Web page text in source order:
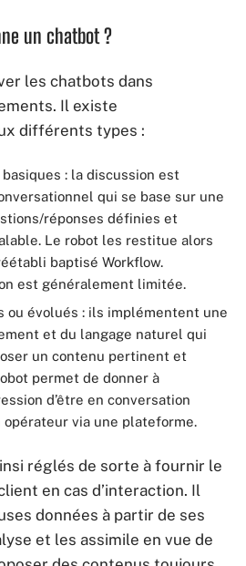
un chatbot ?
les chatbots dans
Il existe
différents types :
: la discussion est
qui se base sur une
réponses définies et
Le robot les restitue alors
baptisé Workflow.
est généralement limitée.
ou évolués : ils implémentent une
et du langage naturel qui
un contenu pertinent et
permet de donner à
d’être en conversation
opérateur via une plateforme.
réglés de sorte à fournir le
en cas d’interaction. Il
données à partir de ses
et les assimile en vue de